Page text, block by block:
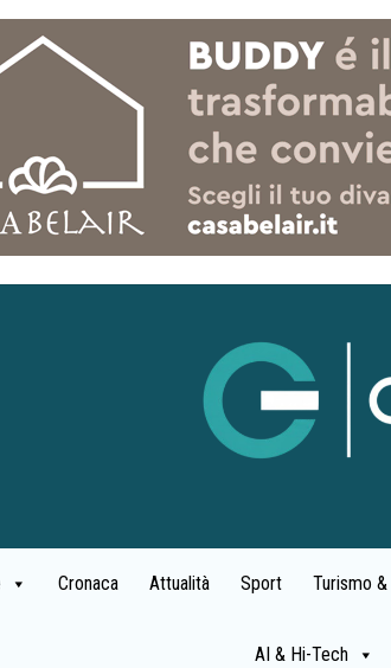
Cronaca Attualità Sport Turismo
AI & Hi-Tech